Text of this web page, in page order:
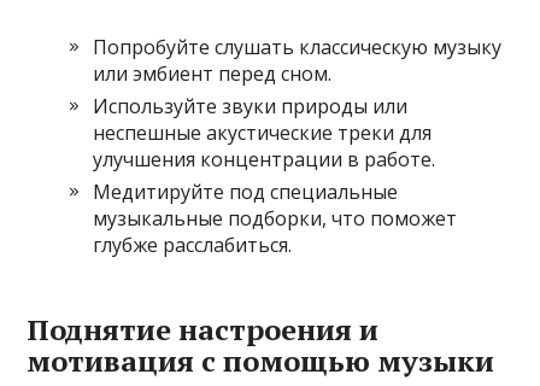
Попробуйте слушать классическую музыку
или эмбиент перед сном.
Используйте звуки природы или
неспешные акустические треки для
улучшения концентрации в работе.
Медитируйте под специальные
музыкальные подборки, что поможет
глубже расслабиться.
Поднятие настроения и
мотивация с помощью музыки